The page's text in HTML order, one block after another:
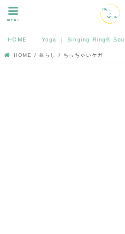
menu
HOME Yoga ｜ Singing Ring®︎
HOME 暮らし ちっちゃいケガ